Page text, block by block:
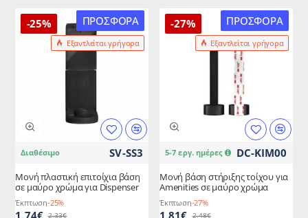
ΠΡΟΣΦΟΡΆ
Εξαντλείται γρήγορα
-25%
Διαθέσιμο SV-SS3
Μονή πλαστική επιτοίχια βάση
σε μαύρο χρώμα για Dispenser
Έκπτωση-25%
1,74€ 2,33€
ΠΡΟΣΦΟΡΆ
Εξαντλείται γρήγορα
-27%
5-7 εργ. ημέρες DC-ΚΙΜ00
Μονή βάση στήριξης τοίχου για
Amenities σε μαύρο χρώμα
Έκπτωση-27%
1,81€ 2,48€